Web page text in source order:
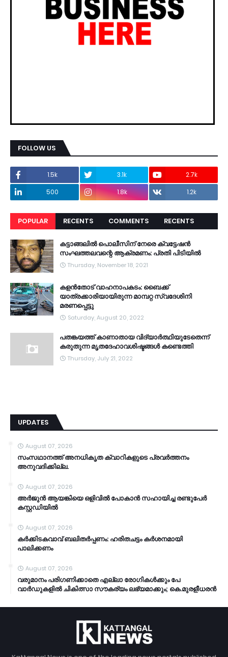
FOLLOW US
1.5k 3.1k
2.7k
500
1.8k 1.2k
POPULAR RECENTS COMMENTS RECENTS
കട്ടാങ്ങലിൽ പൊലീസിന് നേരെ ക്വട്ടേഷൻ
സംഘത്തലവന്റെ ആക്രമണം: പ്രതി പിടിയിൽ
Thursday, November 18, 2021
കളൻതോട് വാഹനാപകടം: ബൈക്ക്
യാത്രക്കാരിയായിരുന്ന മാമ്പറ്റ സ്വദേശിനി
മരണപ്പെട്ടു
Saturday, August 20, 2022
പതങ്കയത്ത് കാണാതായ വിദ്യാർത്ഥിയുടേതെന്ന്
കരുതുന്ന മൃതദേഹാവശിഷ്ടങ്ങൾ കണ്ടെത്തി
Thursday, July 21, 2022
UPDATES
August 07, 2026
സംസഥാനത്ത് അനധികൃത ക്വാറികളുടെ പ്രവര്‍ത്തനം
അനുവദിക്കില്ല.
August 07, 2026
അര്‍ജുന്‍ ആയങ്കിയെ ഒളിവില്‍ പോകാന്‍ സഹായിച്ച രണ്ടുപേര്‍
കസ്റ്റഡിയിൽ
August 07, 2026
കര്‍ക്കിടകവാവ് ബലിതര്‍പ്പണം: ഹരിതചട്ടം കര്‍ശനമായി
പാലിക്കണം
August 07, 2026
വരുമാനം പരിഗണിക്കാതെ എല്ലാ രോഗികൾക്കും പേ
വാർഡുകളിൽ ചികിത്സാ സൗകര്യം ലഭ്യമാക്കും; കെ.മുരളീധരൻ